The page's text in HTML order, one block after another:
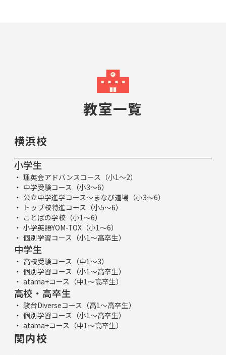
教室一覧
横浜校
小学生
理英会アドバンスコース（小1～2）
中学受験コース（小3～6）
公立中学進学コース～まなび道場（小3～6）
トップ校特進コース（小5～6）
ことばの学校（小1～6）
小学英語YOM-TOX（小1～6）
個別学習コース（小1～高卒生）
中学生
高校受験コース（中1～3）
個別学習コース（小1～高卒生）
atama+コース（中1～高卒生）
高校・高卒生
駿台Diverseコース（高1～高卒生）
個別学習コース（小1～高卒生）
atama+コース（中1～高卒生）
関内校